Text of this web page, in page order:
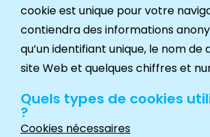
cookie est unique pour votre
contiendra des informations
qu’un identifiant unique, le nom de
site Web et quelques chiffres et
Quels types de cookies
?
Cookies nécessaires